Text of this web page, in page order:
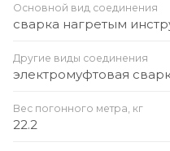
Основной вид соединения
сварка нагретым
Другие виды соединения
электромуфтовая
Вес погонного метра, кг
22.2